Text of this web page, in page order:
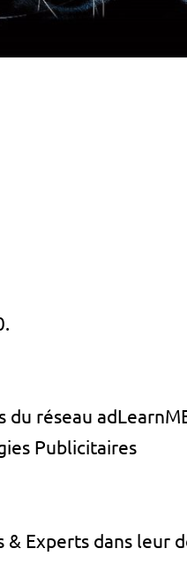
réseau
Publicitaires
& Experts dans leur